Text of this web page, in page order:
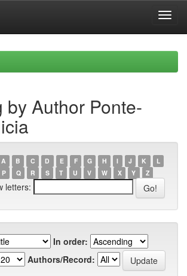
by Author Ponte-
A B C D E F G H I J K
L
P Q R S T U V W X Y Z
letters:
In order:
Authors/Record: